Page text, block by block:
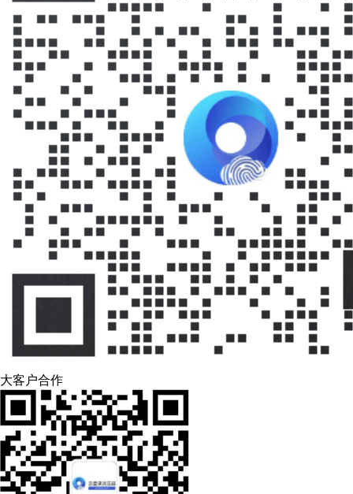
大客户合作